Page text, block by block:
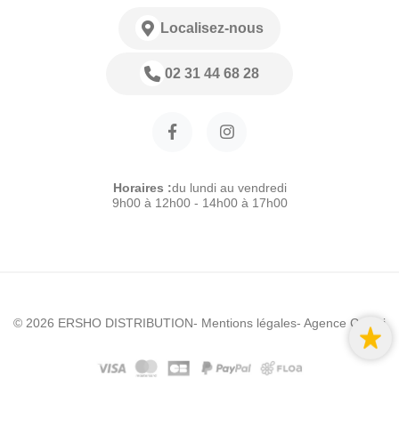
Localisez-nous
02 31 44 68 28
Horaires :du lundi au vendredi
9h00 à 12h00 - 14h00 à 17h00
© 2026 ERSHO DISTRIBUTION- Mentions légales- Agence Colibri